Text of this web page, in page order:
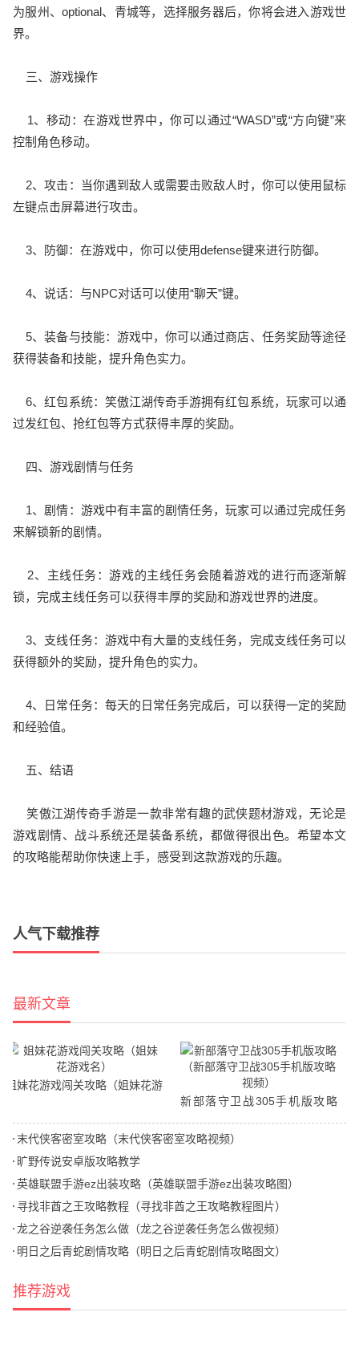
为服州、optional、青城等，选择服务器后，你将会进入游戏世
界。
三、游戏操作
1、移动：在游戏世界中，你可以通过“WASD”或“方向键”来
控制角色移动。
2、攻击：当你遇到敌人或需要击败敌人时，你可以使用鼠标
左键点击屏幕进行攻击。
3、防御：在游戏中，你可以使用defense键来进行防御。
4、说话：与NPC对话可以使用“聊天”键。
5、装备与技能：游戏中，你可以通过商店、任务奖励等途径
获得装备和技能，提升角色实力。
6、红包系统：笑傲江湖传奇手游拥有红包系统，玩家可以通
过发红包、抢红包等方式获得丰厚的奖励。
四、游戏剧情与任务
1、剧情：游戏中有丰富的剧情任务，玩家可以通过完成任务
来解锁新的剧情。
2、主线任务：游戏的主线任务会随着游戏的进行而逐渐解
锁，完成主线任务可以获得丰厚的奖励和游戏世界的进度。
3、支线任务：游戏中有大量的支线任务，完成支线任务可以
获得额外的奖励，提升角色的实力。
4、日常任务：每天的日常任务完成后，可以获得一定的奖励
和经验值。
五、结语
笑傲江湖传奇手游是一款非常有趣的武侠题材游戏，无论是
游戏剧情、战斗系统还是装备系统，都做得很出色。希望本文
的攻略能帮助你快速上手，感受到这款游戏的乐趣。
人气下载推荐
最新文章
姐妹花游戏闯关攻略（姐妹花游
新部落守卫战305手机版攻略
（新部落守卫战305手机版攻略
视频）
末代侠客密室攻略（末代侠客密室攻略视频）
旷野传说安卓版攻略教学
英雄联盟手游ez出装攻略（英雄联盟手游ez出装攻略图）
寻找非酋之王攻略教程（寻找非酋之王攻略教程图片）
龙之谷逆袭任务怎么做（龙之谷逆袭任务怎么做视频）
明日之后青蛇剧情攻略（明日之后青蛇剧情攻略图文）
推荐游戏